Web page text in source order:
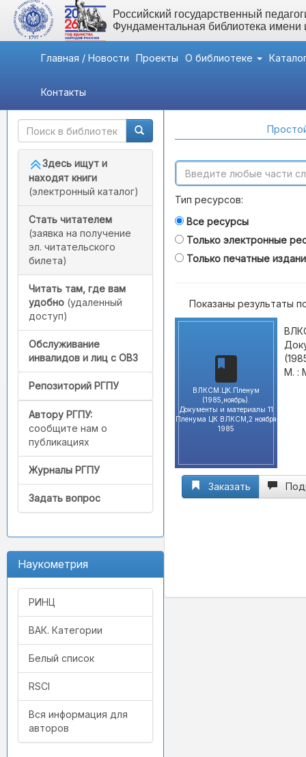
Российский государственный
Фундаментальная библиотека
Главная / Новости Проекты О библиотеке
Контакты
Быстрый доступ
Здесь ищут и
находят книги
(электронный каталог)
Стать читателем
(заявка на получение
эл. читательского
билета)
Читать там, где вам
удобно (удаленный
доступ)
Обслуживание
инвалидов и лиц с ОВЗ
Репозиторий РГПУ
Автору РГПУ:
сообщите нам о
публикациях
Журналы РГПУ
Задать вопрос
Наукометрия
РИНЦ
ВАК. Категории
Белый список
RSCI
Вся информация для
авторов
Тип ресурсов:
Все ресурсы
Только электронные
Только печатные
Показаны результаты
ВЛКСМ.ЦК.Пленум
(1985,ноябрь).
Документы и материалы 11
Пленума ЦК ВЛКСМ,2 ноября
1985
М. :
Заказать